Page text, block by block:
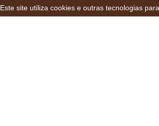
Este site utiliza cookies e outras tecnologias